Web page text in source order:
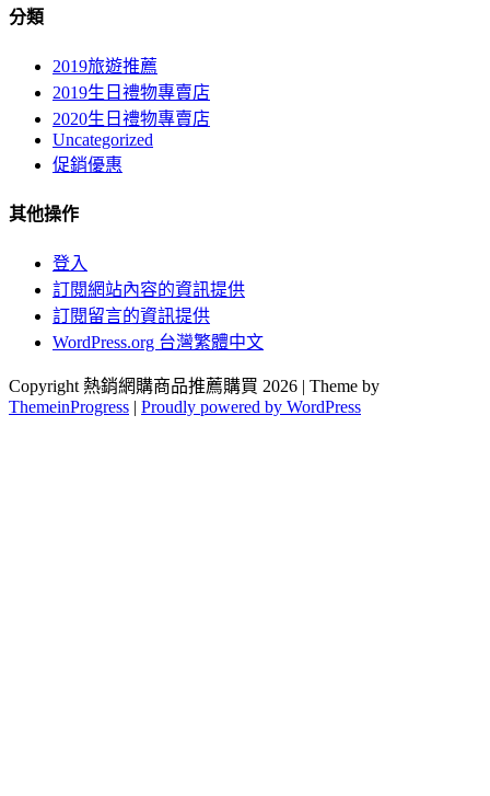
分類
2019旅遊推薦
2019生日禮物專賣店
2020生日禮物專賣店
Uncategorized
促銷優惠
其他操作
登入
訂閱網站內容的資訊提供
訂閱留言的資訊提供
WordPress.org 台灣繁體中文
Copyright 熱銷網購商品推薦購買 2026 | Theme by
ThemeinProgress | Proudly powered by WordPress